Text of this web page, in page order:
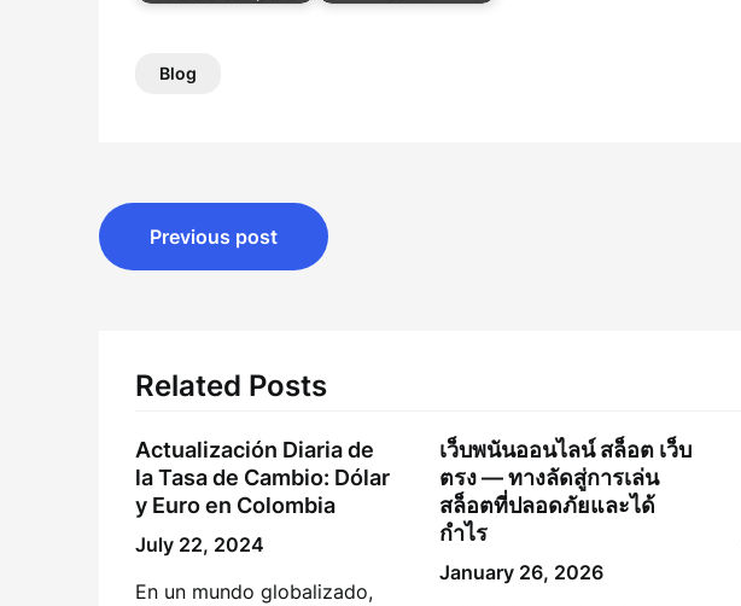
Blog
Post
navigation
Previous post
Related Posts
Actualización Diaria de
la Tasa de Cambio: Dólar
y Euro en Colombia
July 22, 2024
En un mundo globalizado,
เว็บพนันออนไลน์ สล็อต เว็บ
ตรง — ทางลัดสู่การเล่น
สล็อตที่ปลอดภัยและได้
กำไร
January 26, 2026